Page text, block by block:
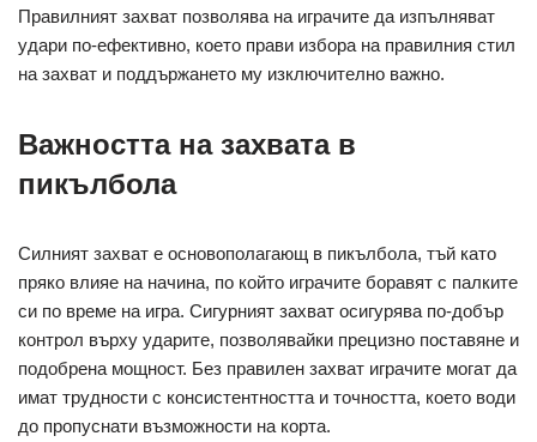
Правилният захват позволява на играчите да изпълняват
удари по-ефективно, което прави избора на правилния стил
на захват и поддържането му изключително важно.
Важността на захвата в
пикълбола
Силният захват е основополагающ в пикълбола, тъй като
пряко влияе на начина, по който играчите боравят с палките
си по време на игра. Сигурният захват осигурява по-добър
контрол върху ударите, позволявайки прецизно поставяне и
подобрена мощност. Без правилен захват играчите могат да
имат трудности с консистентността и точността, което води
до пропуснати възможности на корта.